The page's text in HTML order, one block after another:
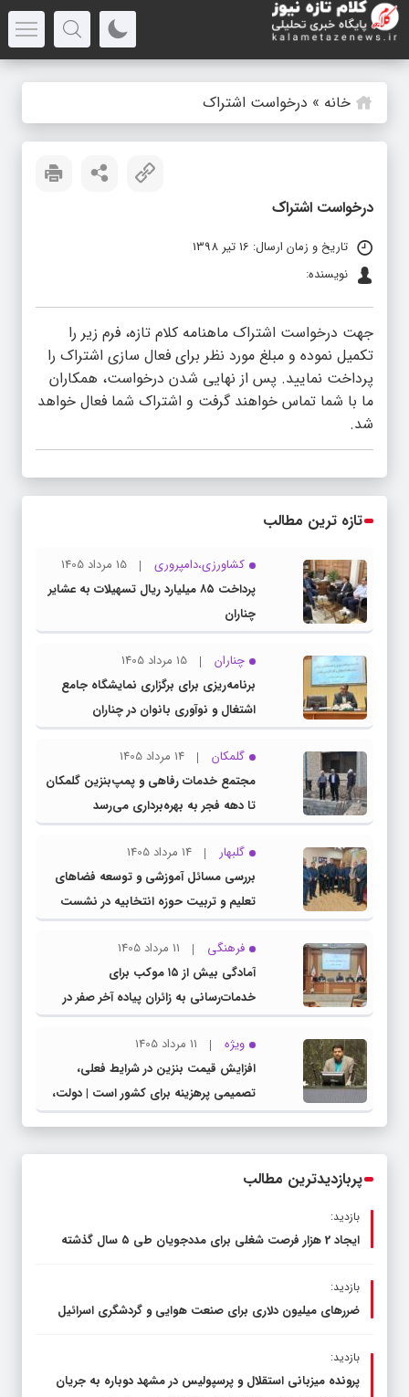
خانه » درخواست اشتراک
درخواست اشتراک
تاریخ و زمان ارسال: 16 تیر 1398
نویسنده:
جهت درخواست اشتراک ماهنامه کلام تازه، فرم زیر را
تکمیل نموده و مبلغ مورد نظر برای فعال سازی اشتراک را
پرداخت نمایید. پس از نهایی شدن درخواست، همکاران
ما با شما تماس خواهند گرفت و اشتراک شما فعال خواهد
شد.
تازه ترین مطالب
کشاورزی،دامپروری
15 مرداد 1405
پرداخت ۸۵ میلیارد ریال تسهیلات به عشایر
چناران
چناران
15 مرداد 1405
برنامه‌ریزی برای برگزاری نمایشگاه جامع
اشتغال و نوآوری بانوان در چناران
گلمکان
14 مرداد 1405
مجتمع خدمات رفاهی و پمپ‌بنزین گلمکان
تا دهه فجر به بهره‌برداری می‌رسد
گلبهار
14 مرداد 1405
بررسی مسائل آموزشی و توسعه فضاهای
تعلیم و تربیت حوزه انتخابیه در نشست
مشترک عضو کمیسیون آموزش مجلس با
مدیرکل آموزش و پرورش خراسان رضوی
فرهنگی
11 مرداد 1405
آمادگی بیش از ۱۵ موکب برای
خدمات‌رسانی به زائران پیاده آخر صفر در
شهرستان چناران
ویژه
11 مرداد 1405
افزایش قیمت بنزین در شرایط فعلی،
تصمیمی پرهزینه برای کشور است | دولت،
قاچاق سوخت و عوامل اصلی ناترازی را
پربازدیدترین مطالب
بازدید:
ایجاد 2 هزار فرصت شغلی برای مددجویان طی ۵ سال گذشته
بازدید:
ضررهای میلیون دلاری برای صنعت هوایی و گردشگری اسرائیل
بازدید:
پرونده میزبانی استقلال و پرسپولیس در مشهد دوباره به جریان